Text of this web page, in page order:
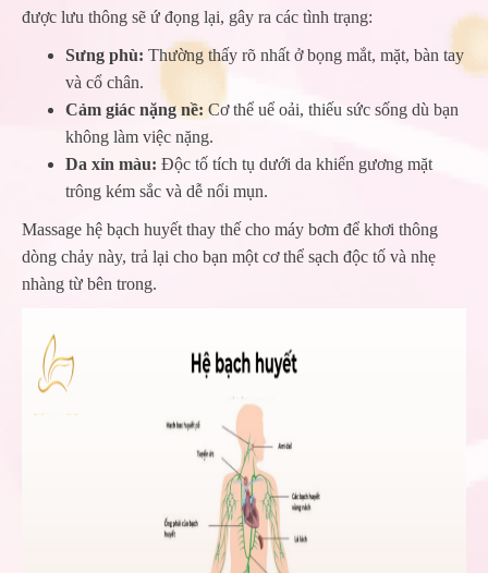
được lưu thông sẽ ứ đọng lại, gây ra các tình trạng:
Sưng phù: Thường thấy rõ nhất ở bọng mắt, mặt, bàn tay
và cổ chân.
Cảm giác nặng nề: Cơ thể uể oải, thiếu sức sống dù bạn
không làm việc nặng.
Da xỉn màu: Độc tố tích tụ dưới da khiến gương mặt
trông kém sắc và dễ nổi mụn.
Massage hệ bạch huyết thay thế cho máy bơm để khơi thông
dòng chảy này, trả lại cho bạn một cơ thể sạch độc tố và nhẹ
nhàng từ bên trong.